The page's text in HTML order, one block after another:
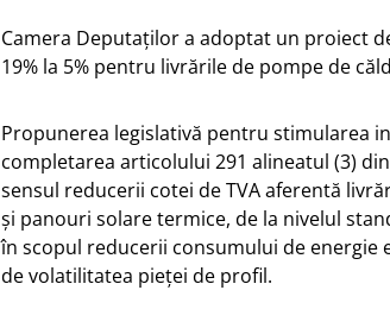
Camera Deputaţilor a adoptat un proiect
19% la 5% pentru livrările de pompe de
Propunerea legislativă pentru stimularea
completarea articolului 291 alineatul (3)
sensul reducerii cotei de TVA aferentă
şi panouri solare termice, de la nivelul
în scopul reducerii consumului de
de volatilitatea pieţei de profil.